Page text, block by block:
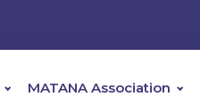
MATANA Association